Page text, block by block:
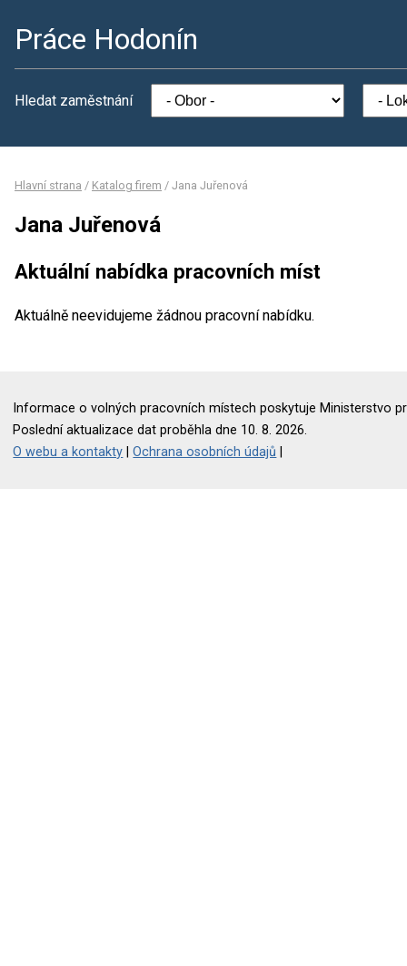
Práce Hodonín
Hledat zaměstnání
Hlavní strana / Katalog firem / Jana Juřenová
Jana Juřenová
Aktuální nabídka pracovních míst
Aktuálně neevidujeme žádnou pracovní nabídku.
Informace o volných pracovních místech poskytuje Ministerstvo
Poslední aktualizace dat proběhla dne 10. 8. 2026.
O webu a kontakty |Ochrana osobních údajů